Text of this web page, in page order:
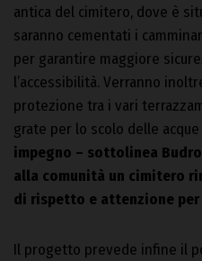
antica del cimitero, dove è
saranno cementati i
per garantire maggiore
l’accessibilità. Verranno
protezione tra i vari
grate per lo scolo delle
impegno – sottolinea
alla comunità un cimitero
di rispetto e attenzione
Il progetto prevede infine il